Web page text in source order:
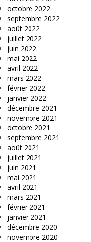
octobre 2022
septembre 2022
août 2022
juillet 2022
juin 2022
mai 2022
avril 2022
mars 2022
février 2022
janvier 2022
décembre 2021
novembre 2021
octobre 2021
septembre 2021
août 2021
juillet 2021
juin 2021
mai 2021
avril 2021
mars 2021
février 2021
janvier 2021
décembre 2020
novembre 2020